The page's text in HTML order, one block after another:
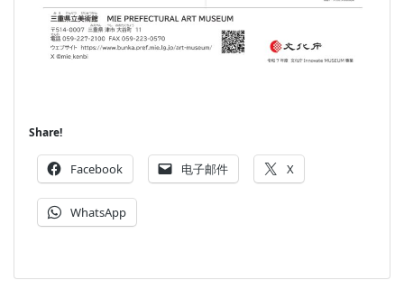
Share!
Facebook 电子邮件 X
WhatsApp